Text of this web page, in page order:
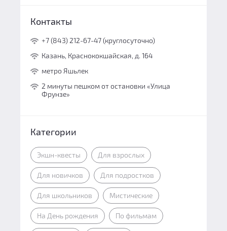
Контакты
+7 (843) 212-67-47 (круглосуточно)
Казань, Краснококшайская, д. 164
метро Яшьлек
2 минуты пешком от остановки «Улица
Фрунзе»
Категории
Экшн-квесты Для взрослых
Для новичков Для подростков
Для школьников Мистические
На День рождения По фильмам